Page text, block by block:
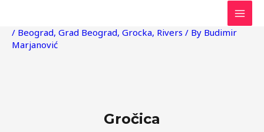
content
/ Beograd, Grad Beograd, Grocka, Rivers / By Budimir
Marjanović
Gročica